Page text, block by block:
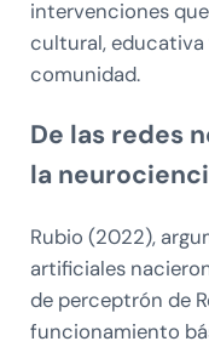
intervenciones
cultural,
comunidad.
De las redes
la
Rubio (2022),
artificiales
de perceptrón de
funcionamiento